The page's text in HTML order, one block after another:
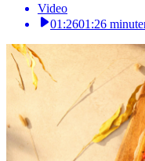
Video
01:2601:26